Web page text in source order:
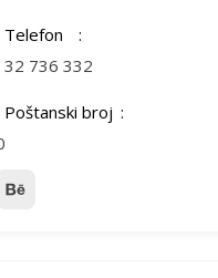
Telefon
32 736 332
Poštanski broj